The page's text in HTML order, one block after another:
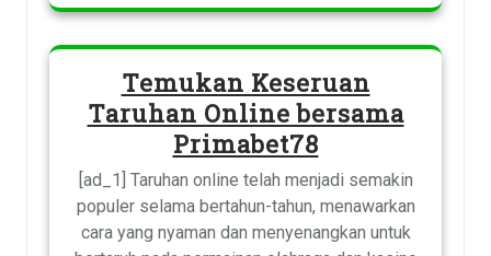
Temukan Keseruan
Taruhan Online bersama
Primabet78
[ad_1] Taruhan online telah menjadi semakin
populer selama bertahun-tahun, menawarkan
cara yang nyaman dan menyenangkan untuk